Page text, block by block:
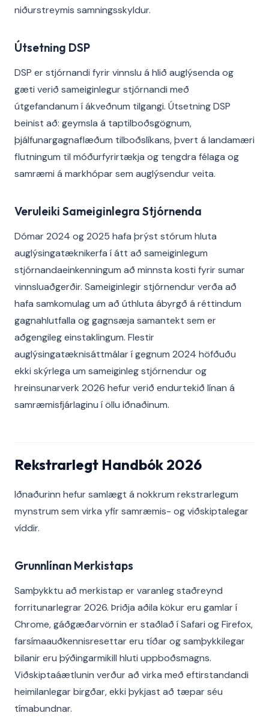
niðurstreymis samningsskyldur.
Útsetning DSP
DSP er stjórnandi fyrir vinnslu á hlið auglýsenda og
gæti verið sameiginlegur stjórnandi með
útgefandanum í ákveðnum tilgangi. Útsetning DSP
beinist að: geymsla á taptilboðsgögnum,
þjálfunargagnaflæðum tilboðslíkans, þvert á landamæri
flutningum til móðurfyrirtækja og tengdra félaga og
samræmi á markhópar sem auglýsendur veita.
Veruleiki Sameiginlegra Stjórnenda
Dómar 2024 og 2025 hafa þrýst stórum hluta
auglýsingatæknikerfa í átt að sameiginlegum
stjórnandaeinkenningum að minnsta kosti fyrir sumar
vinnsluaðgerðir. Sameiginlegir stjórnendur verða að
hafa samkomulag um að úthluta ábyrgð á réttindum
gagnahlutfalla og gagnsæja samantekt sem er
aðgengileg einstaklingum. Flestir
auglýsingatæknisáttmálar í gegnum 2024 höfðuðu
ekki skýrlega um sameiginleg stjórnendur og
hreinsunarverk 2026 hefur verið endurtekið línan á
samræmisfjárlaginu í öllu iðnaðinum.
Rekstrarlegt Handbók 2026
Iðnaðurinn hefur samlægt á nokkrum rekstrarlegum
mynstrum sem virka yfir samræmis- og viðskiptalegar
víddir.
Grunnlínan Merkistaps
Samþykktu að merkistap er varanleg staðreynd
forritunarlegrar 2026. Þriðja aðila kökur eru gamlar í
Chrome, gáðgæðarvörnin er staðlað í Safari og Firefox,
farsímaauðkennisresettar eru tíðar og samþykkilegar
bilanir eru þýðingarmikill hluti uppboðsmagns.
Viðskiptaáætlunin verður að virka með eftirstandandi
heimilanlegar birgðar, ekki þykjast að tæpar séu
tímabundnar.